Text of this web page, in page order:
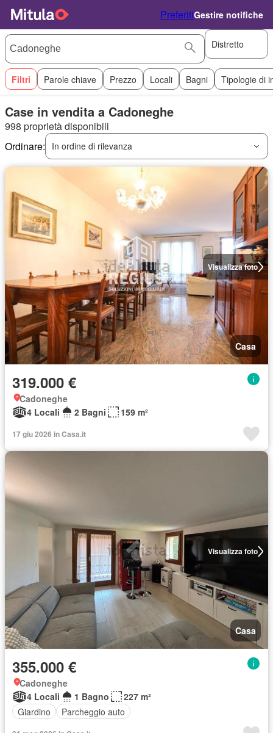
PreferitiGestire notifiche
Distretto
Filtri Parole chiave Prezzo Locali Bagni Tipologie di
Case in vendita a Cadoneghe
998 proprietà disponibili
Ordinare:
In ordine di rilevanza
Visualizza foto
Casa
319.000 €
Cadoneghe
4 Locali
2 Bagni 159 m²
17 giu 2026 in Casa.it
Visualizza foto
Casa
355.000 €
Cadoneghe
4 Locali
1 Bagno
227 m²
Giardino
Parcheggio auto